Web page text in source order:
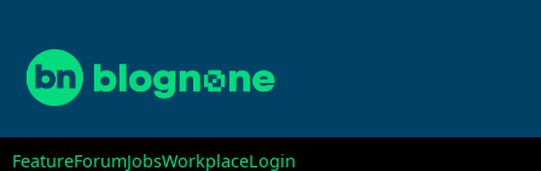
main
content
FeatureForumJobsWorkplaceLogin